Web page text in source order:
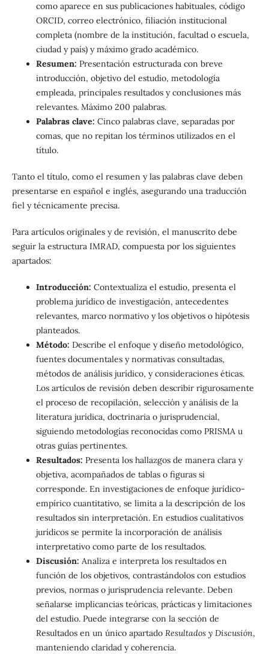
como aparece en sus publicaciones habituales, código
ORCID, correo electrónico, filiación institucional
completa (nombre de la institución, facultad o escuela,
ciudad y país) y máximo grado académico.
Resumen: Presentación estructurada con breve
introducción, objetivo del estudio, metodología
empleada, principales resultados y conclusiones más
relevantes. Máximo 200 palabras.
Palabras clave: Cinco palabras clave, separadas por
comas, que no repitan los términos utilizados en el
título.
Tanto el título, como el resumen y las palabras clave deben
presentarse en español e inglés, asegurando una traducción
fiel y técnicamente precisa.
Para artículos originales y de revisión, el manuscrito debe
seguir la estructura IMRAD, compuesta por los siguientes
apartados:
Introducción: Contextualiza el estudio, presenta el
problema jurídico de investigación, antecedentes
relevantes, marco normativo y los objetivos o hipótesis
planteados.
Método: Describe el enfoque y diseño metodológico,
fuentes documentales y normativas consultadas,
métodos de análisis jurídico, y consideraciones éticas.
Los artículos de revisión deben describir rigurosamente
el proceso de recopilación, selección y análisis de la
literatura jurídica, doctrinaria o jurisprudencial,
siguiendo metodologías reconocidas como PRISMA u
otras guías pertinentes.
Resultados: Presenta los hallazgos de manera clara y
objetiva, acompañados de tablas o figuras si
corresponde. En investigaciones de enfoque jurídico-
empírico cuantitativo, se limita a la descripción de los
resultados sin interpretación. En estudios cualitativos
jurídicos se permite la incorporación de análisis
interpretativo como parte de los resultados.
Discusión: Analiza e interpreta los resultados en
función de los objetivos, contrastándolos con estudios
previos, normas o jurisprudencia relevante. Deben
señalarse implicancias teóricas, prácticas y limitaciones
del estudio. Puede integrarse con la sección de
Resultados en un único apartado Resultados y Discusión,
manteniendo claridad y coherencia.